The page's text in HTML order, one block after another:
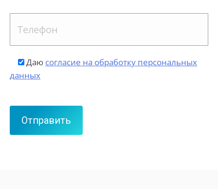
Даю согласие на обработку персональных
данных